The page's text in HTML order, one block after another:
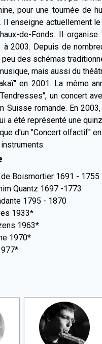
pour une tournée de
Il enseigne actuellement
de-Fonds. Il
à 2003. Depuis de
des schémas
mais aussi du
en 2001. La même
un concert
Suisse romande. En
a été représenté une
d'un "Concert olfactif"
Boismortier 1691 - 1755
Quantz 1697 -1773
1795 - 1870
1933*
1963*
1970*